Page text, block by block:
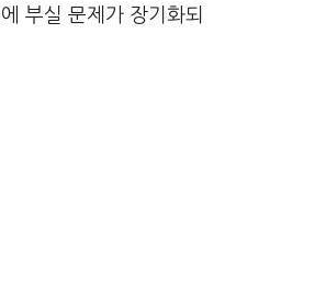
부실 문제가 장기화되